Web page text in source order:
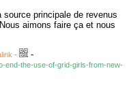
principale de revenus
aimons faire ça et nous
- -
end-the-use-of-grid-girls-from-new-